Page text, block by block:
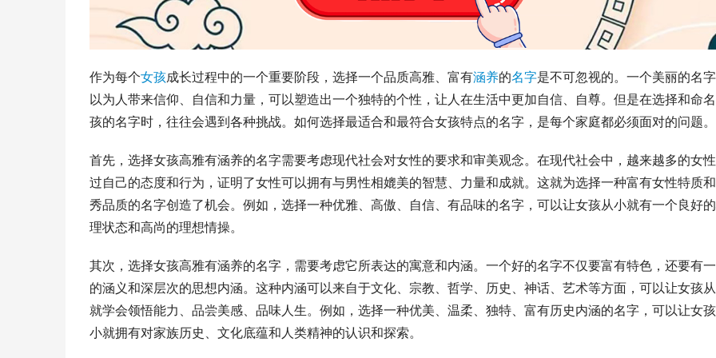
作为每个女孩成长过程中的一个重要阶段，选择一个品质高雅、富有涵养的名字是不可忽视的。一个美丽的名
以为人带来信仰、自信和力量，可以塑造出一个独特的个性，让人在生活中更加自信、自尊。但是在选择和命
孩的名字时，往往会遇到各种挑战。如何选择最适合和最符合女孩特点的名字，是每个家庭都必须面对的问题。
首先，选择女孩高雅有涵养的名字需要考虑现代社会对女性的要求和审美观念。在现代社会中，越来越多的女
过自己的态度和行为，证明了女性可以拥有与男性相媲美的智慧、力量和成就。这就为选择一种富有女性特质
秀品质的名字创造了机会。例如，选择一种优雅、高傲、自信、有品味的名字，可以让女孩从小就有一个良好
理状态和高尚的理想情操。
其次，选择女孩高雅有涵养的名字，需要考虑它所表达的寓意和内涵。一个好的名字不仅要富有特色，还要有
的涵义和深层次的思想内涵。这种内涵可以来自于文化、宗教、哲学、历史、神话、艺术等方面，可以让女孩
就学会领悟能力、品尝美感、品味人生。例如，选择一种优美、温柔、独特、富有历史内涵的名字，可以让女
小就拥有对家族历史、文化底蕴和人类精神的认识和探索。